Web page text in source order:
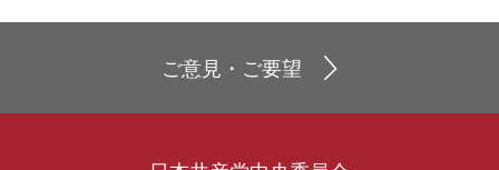
ご意見・ご要望